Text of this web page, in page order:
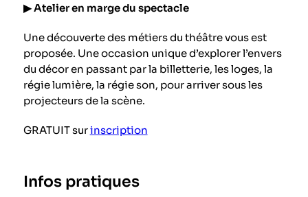
▶︎ Atelier en marge du spectacle
Une découverte des métiers du théâtre vous est
proposée. Une occasion unique d’explorer l’envers
du décor en passant par la billetterie, les loges, la
régie lumière, la régie son, pour arriver sous les
projecteurs de la scène.
GRATUIT surinscription
Infos pratiques